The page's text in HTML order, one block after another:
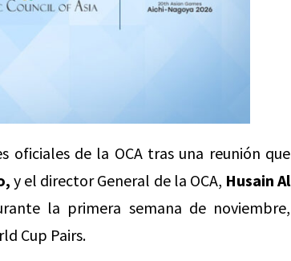
oficiales de la OCA tras una reunión que
y el director General de la OCA, Husain Al
la primera semana de noviembre,
Cup Pairs.